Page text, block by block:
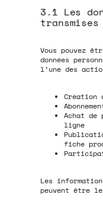
3.1 Les
Vous pouvez
données
l’une des
Création
Achat
ligne
fiche
Les
peuvent être